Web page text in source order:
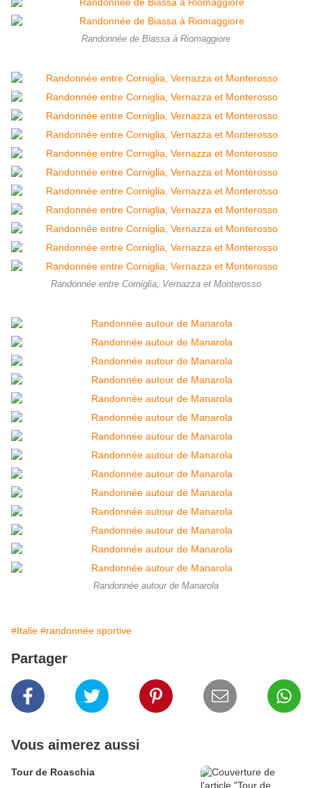
Randonnée de Biassa à Riomaggiore
Randonnée entre Corniglia, Vernazza et Monterosso
Randonnée autour de Manarola
#Italie #randonnée sportive
Partager
Vous aimerez aussi
Tour de Roaschia